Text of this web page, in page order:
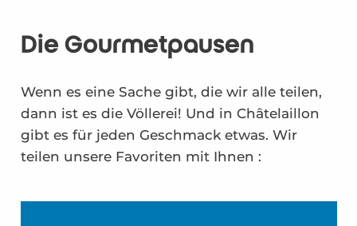
Die Gourmetpausen
Wenn es eine Sache gibt, die wir alle teilen,
dann ist es die Völlerei! Und in Châtelaillon
gibt es für jeden Geschmack etwas. Wir
teilen unsere Favoriten mit Ihnen :